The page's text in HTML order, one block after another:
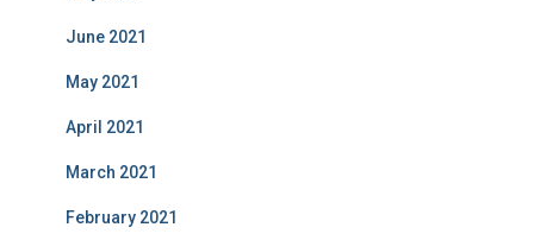
June 2021
May 2021
April 2021
March 2021
February 2021